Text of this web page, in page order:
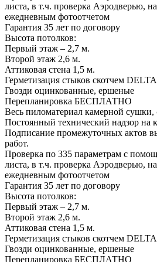
листа, в т.ч. проверка Аэродверью,
ежедневным фотоотчетом
Гарантия 35 лет по договору
Высота потолков:
Первый этаж – 2,7 м.
Второй этаж 2,6 м.
Аттиковая стена 1,5 м.
Герметизация стыков скотчем DELTA
Гвозди оцинкованные, ершеные
Перепланировка БЕСПЛАТНО
Весь пиломатериал камерной
Постоянный технический надзор на
Подписание промежуточных актов
работ.
Проверка по 335 параметрам с
листа, в т.ч. проверка Аэродверью,
ежедневным фотоотчетом
Гарантия 35 лет по договору
Высота потолков:
Первый этаж – 2,7 м.
Второй этаж 2,6 м.
Аттиковая стена 1,5 м.
Герметизация стыков скотчем DELTA
Гвозди оцинкованные, ершеные
Перепланировка БЕСПЛАТНО